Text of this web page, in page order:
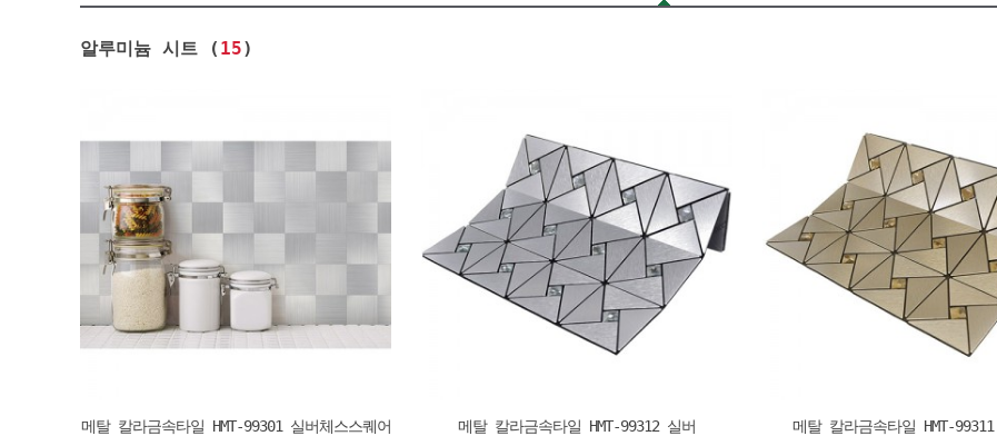
알루미늄 시트 ( 15)
메탈 칼라금속타일 HMT-99301 실버체스스퀘어
메탈 칼라금속타일 HMT-99312 실버
메탈 칼라금속타일 HMT-